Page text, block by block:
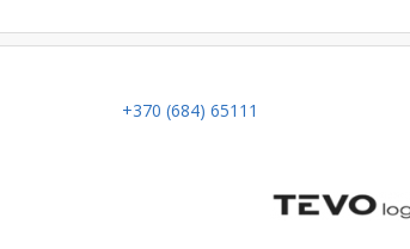
+370 (684) 65111